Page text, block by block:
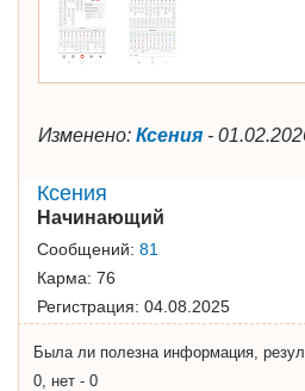
Изменено: Ксения -
Ксения
Начинающий
Сообщений: 81
Карма: 76
Регистрация: 04.08.2025
Была ли полезна информация,
0, нет - 0